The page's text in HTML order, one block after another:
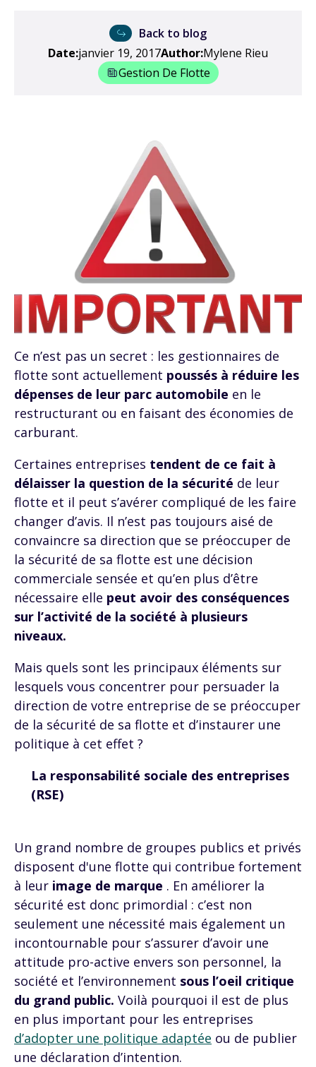
Back to blog
Date:janvier 19, 2017Author:Mylene Rieu
Gestion De Flotte
Ce n’est pas un secret : les gestionnaires de
flotte sont actuellement poussés à réduire les
dépenses de leur parc automobile en le
restructurant ou en faisant des économies de
carburant.
Certaines entreprises tendent de ce fait à
délaisser la question de la sécurité de leur
flotte et il peut s’avérer compliqué de les faire
changer d’avis. Il n’est pas toujours aisé de
convaincre sa direction que se préoccuper de
la sécurité de sa flotte est une décision
commerciale sensée et qu’en plus d’être
nécessaire elle peut avoir des conséquences
sur l’activité de la société à plusieurs
niveaux.
Mais quels sont les principaux éléments sur
lesquels vous concentrer pour persuader la
direction de votre entreprise de se préoccuper
de la sécurité de sa flotte et d’instaurer une
politique à cet effet ?
La responsabilité sociale des entreprises
(RSE)
Un grand nombre de groupes publics et privés
disposent d'une flotte qui contribue fortement
à leur image de marque . En améliorer la
sécurité est donc primordial : c’est non
seulement une nécessité mais également un
incontournable pour s’assurer d’avoir une
attitude pro-active envers son personnel, la
société et l’environnement sous l’oeil critique
du grand public. Voilà pourquoi il est de plus
en plus important pour les entreprises
d’adopter une politique adaptée ou de publier
une déclaration d’intention.